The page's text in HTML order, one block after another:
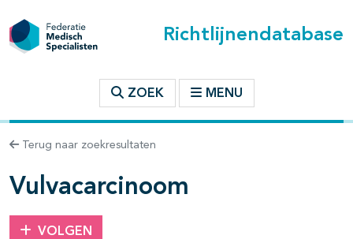
Richtlijnendatabase
ZOEK MENU
Terug naar zoekresultaten
Vulvacarcinoom
VOLGEN
binnen deze richtlijn